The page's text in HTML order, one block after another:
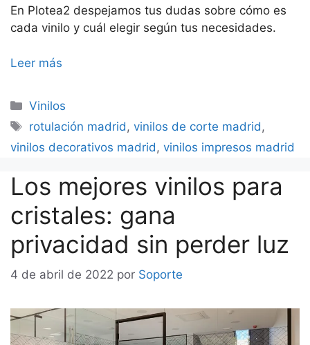
En Plotea2 despejamos tus dudas sobre cómo es
cada vinilo y cuál elegir según tus necesidades.
Leer más
Categorías
Vinilos
Etiquetas
rotulación madrid ,vinilos de corte madrid ,
vinilos decorativos madrid , vinilos impresos madrid
Los mejores vinilos para
cristales: gana
privacidad sin perder luz
4 de abril de 2022 por Soporte